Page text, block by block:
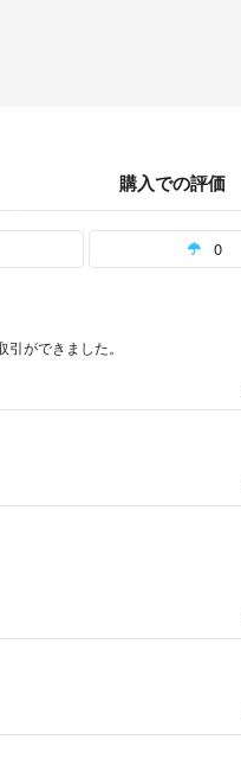
購入での評価
0
ができました。